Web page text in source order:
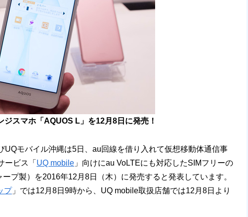
ジスマホ「AQUOS L」を12月8日に発売！
モバイル沖縄は5日、au回線を借り入れて仮想移動体通信事
ービス「 UQ mobile 」向けにau VoLTEにも対応したSIMフリーの
ープ製）を2016年12月8日（木）に発売すると発表しています。
プ」では12月8日9時から、UQ mobile取扱店舗では12月8日より